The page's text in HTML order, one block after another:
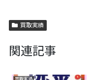
買取実績
関連記事
買取実績